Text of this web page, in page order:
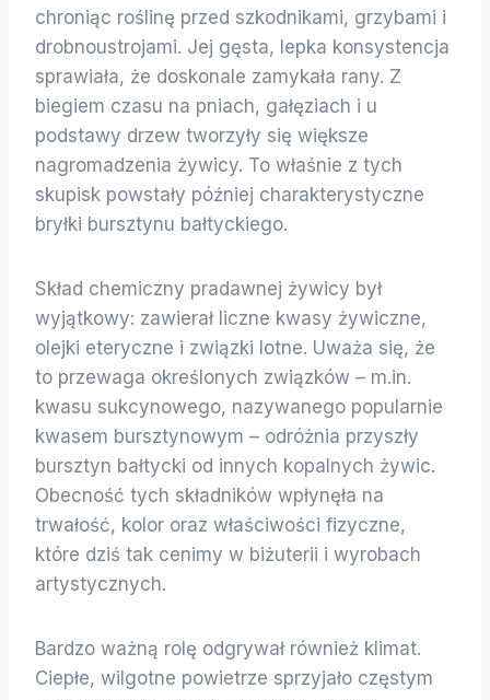
chroniąc roślinę przed szkodnikami, grzybami i
drobnoustrojami. Jej gęsta, lepka konsystencja
sprawiała, że doskonale zamykała rany. Z
biegiem czasu na pniach, gałęziach i u
podstawy drzew tworzyły się większe
nagromadzenia żywicy. To właśnie z tych
skupisk powstały później charakterystyczne
bryłki bursztynu bałtyckiego.
Skład chemiczny pradawnej żywicy był
wyjątkowy: zawierał liczne kwasy żywiczne,
olejki eteryczne i związki lotne. Uważa się, że
to przewaga określonych związków – m.in.
kwasu sukcynowego, nazywanego popularnie
kwasem bursztynowym – odróżnia przyszły
bursztyn bałtycki od innych kopalnych żywic.
Obecność tych składników wpłynęła na
trwałość, kolor oraz właściwości fizyczne,
które dziś tak cenimy w biżuterii i wyrobach
artystycznych.
Bardzo ważną rolę odgrywał również klimat.
Ciepłe, wilgotne powietrze sprzyjało częstym